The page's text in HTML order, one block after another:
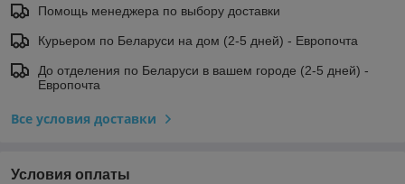
Помощь менеджера по выбору доставки
Курьером по Беларуси на дом (2-5 дней) - Европочта
До отделения по Беларуси в вашем городе (2-5 дней) -
Европочта
Все условия доставки
Условия оплаты